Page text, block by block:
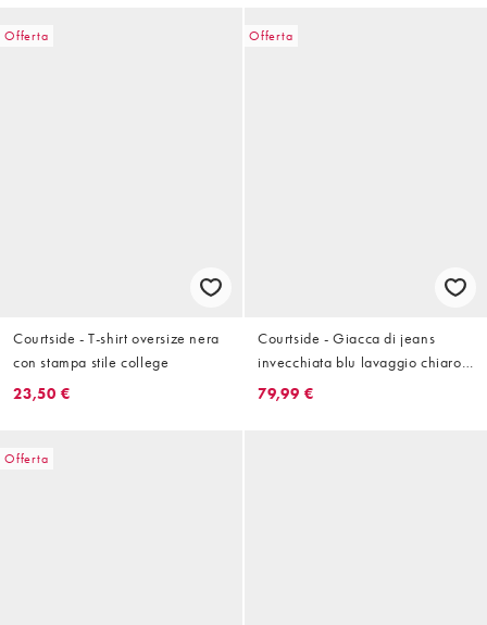
Offerta
Courtside - T-shirt oversize nera
con stampa stile college
23,50 €
Offerta
Courtside - Giacca di jeans
invecchiata blu lavaggio chiaro
con strass
79,99 €
Offerta